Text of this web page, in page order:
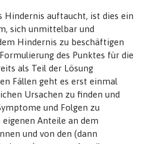
Hindernis auftaucht, ist dies ein
sich unmittelbar und
Hindernis zu beschäftigen
des Punktes für die
als Teil der Lösung
Fällen geht es erst einmal
Ursachen zu finden und
und Folgen zu
eigenen Anteile an dem
und von den (dann